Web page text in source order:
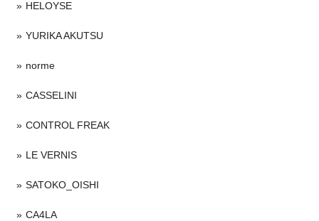
HELOYSE
YURIKA AKUTSU
norme
CASSELINI
CONTROL FREAK
LE VERNIS
SATOKO_OISHI
CA4LA